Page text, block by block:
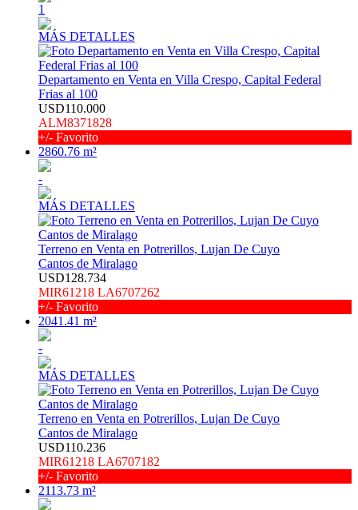
1
MÁS DETALLES
Departamento en Venta en Villa Crespo, Capital Federal
Frias al 100
USD110.000
ALM8371828
+/- Favorito
2860.76 m²
-
MÁS DETALLES
Terreno en Venta en Potrerillos, Lujan De Cuyo
Cantos de Miralago
USD128.734
MIR61218 LA6707262
+/- Favorito
2041.41 m²
-
MÁS DETALLES
Terreno en Venta en Potrerillos, Lujan De Cuyo
Cantos de Miralago
USD110.236
MIR61218 LA6707182
+/- Favorito
2113.73 m²